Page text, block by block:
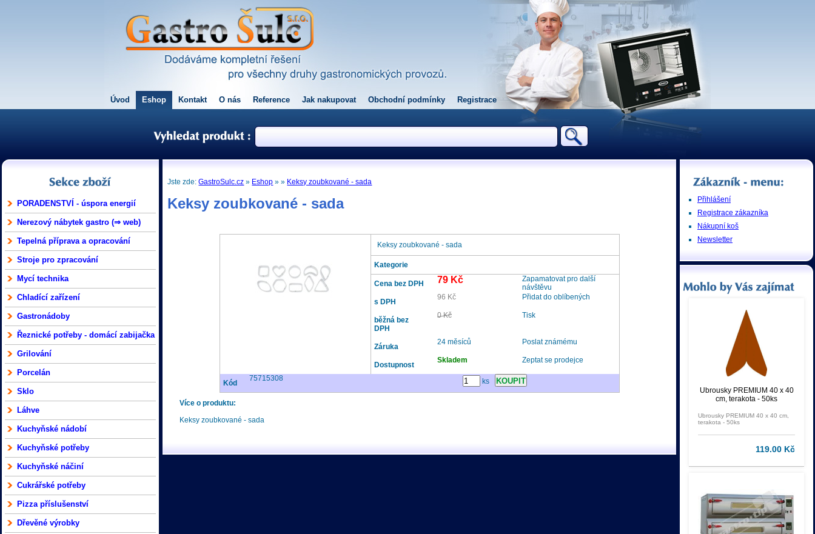
Úvod Eshop Kontakt O nás Reference Jak nakupovat Obchodní podmínky Registrace
PORADENSTVÍ - úspora energií
Nerezový nábytek gastro (⇒ web)
Tepelná příprava a opracování
Stroje pro zpracování
Mycí technika
Chladící zařízení
Gastronádoby
Řeznické potřeby - domácí zabijačka
Grilování
Porcelán
Sklo
Láhve
Kuchyňské nádobí
Kuchyňské potřeby
Kuchyňské náčiní
Cukrářské potřeby
Pizza příslušenství
Dřevěné výrobky
Jste zde:GastroSulc.cz » Eshop » » Keksy zoubkované - sada
Keksy zoubkované - sada
Keksy zoubkované - sada
Kategorie
Cena bez DPH 79 Kč
Zapamatovat pro další
návštěvu
s DPH
96 Kč Přidat do oblíbených
běžná bez
DPH
0 Kč Tisk
Záruka
24 měsíců Poslat známému
Dostupnost
Skladem Zeptat se prodejce
Kód
75715308 ks
Více o produktu:
Keksy zoubkované - sada
Přihlášení
Registrace zákazníka
Nákupní koš
Newsletter
Ubrousky PREMIUM 40 x 40
cm, terakota - 50ks
Ubrousky PREMIUM 40 x 40 cm,
terakota - 50ks
119.00 Kč